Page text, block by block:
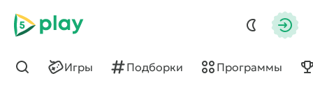
5play
Игры Подборки Программы
Найти